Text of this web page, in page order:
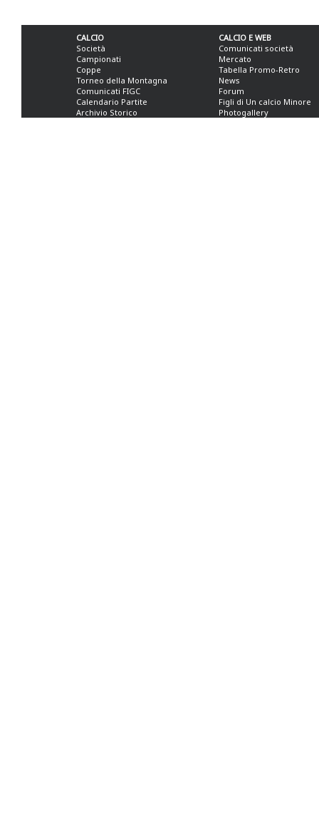
CALCIO
Società
Campionati
Coppe
Torneo della Montagna
Comunicati FIGC
Calendario Partite
Archivio Storico
CALCIO E WEB
Comunicati società
Mercato
Tabella Promo-Retro
News
Forum
Figli di Un calcio Minore
Photogallery